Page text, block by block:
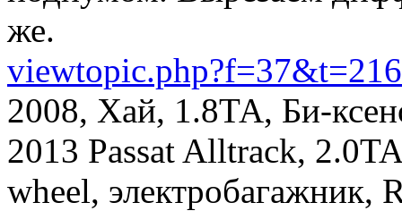
же.
2008, Хай, 1.8ТА, Би-
2013 Passat Alltrack,
wheel, электробагажник,